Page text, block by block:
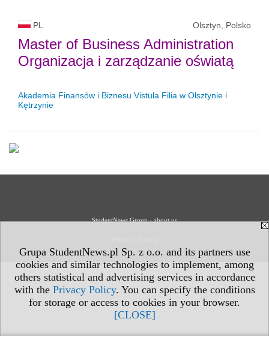
Grupa StudentNews.pl Sp. z o.o. and its partners use
cookies and similar technologies to implement, among
others statistical and advertising services in accordance
with the Privacy Policy. You can specify the conditions
for storage or access to cookies in your browser.
[CLOSE]
PL Olsztyn, Polsko
Master of Business Administration
Organizacja i zarządzanie oświatą
Akademia Finansów i Biznesu Vistula Filia w Olsztynie i
Kętrzynie
StudentNews Group - about us